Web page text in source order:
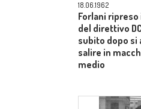
18.06.1962
Forlani
del direttivo
subito dopo si
salire in
medio